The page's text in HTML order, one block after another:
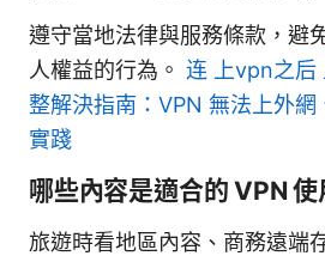
遵守當地法律與服務條款，避
人權益的行為。 连 上vpn之后
整解決指南：VPN 無法上外網
實踐
哪些內容是適合的 VPN 使
旅遊時看地區內容、商務遠端